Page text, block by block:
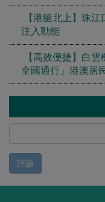
【港艇北上】珠
注入動能
【高效便捷】白
全國通行」港澳居
評論